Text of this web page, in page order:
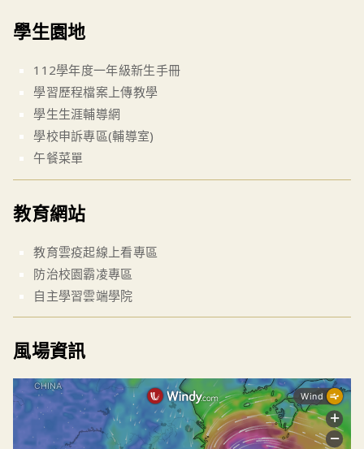
學生園地
112學年度一年級新生手冊
學習歷程檔案上傳教學
學生生涯輔導網
學校申訴專區(輔導室)
午餐菜單
教育網站
教育雲疫起線上看專區
防治校園霸凌專區
自主學習雲端學院
風場資訊